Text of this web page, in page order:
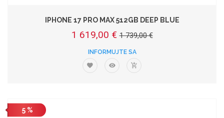
IPHONE 17 PRO MAX 512GB DEEP BLUE
1 619,00 € 1 739,00 €
INFORMUJTE SA
5 %